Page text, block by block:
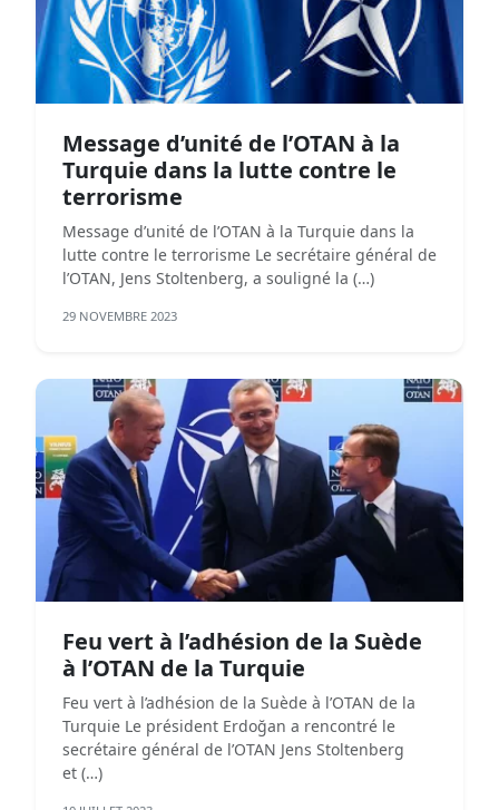
Message d’unité de l’OTAN à la
Turquie dans la lutte contre le
terrorisme
Message d’unité de l’OTAN à la Turquie dans la
lutte contre le terrorisme Le secrétaire général de
l’OTAN, Jens Stoltenberg, a souligné la (…)
29 NOVEMBRE 2023
Feu vert à l’adhésion de la Suède
à l’OTAN de la Turquie
Feu vert à l’adhésion de la Suède à l’OTAN de la
Turquie Le président Erdoğan a rencontré le
secrétaire général de l’OTAN Jens Stoltenberg
et (…)